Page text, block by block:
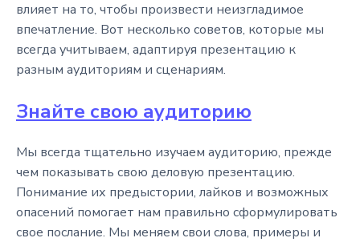
влияет на то, чтобы произвести неизгладимое
впечатление. Вот несколько советов, которые мы
всегда учитываем, адаптируя презентацию к
разным аудиториям и сценариям.
Знайте свою аудиторию
Мы всегда тщательно изучаем аудиторию, прежде
чем показывать свою деловую презентацию.
Понимание их предыстории, лайков и возможных
опасений помогает нам правильно сформулировать
свое послание. Мы меняем свои слова, примеры и